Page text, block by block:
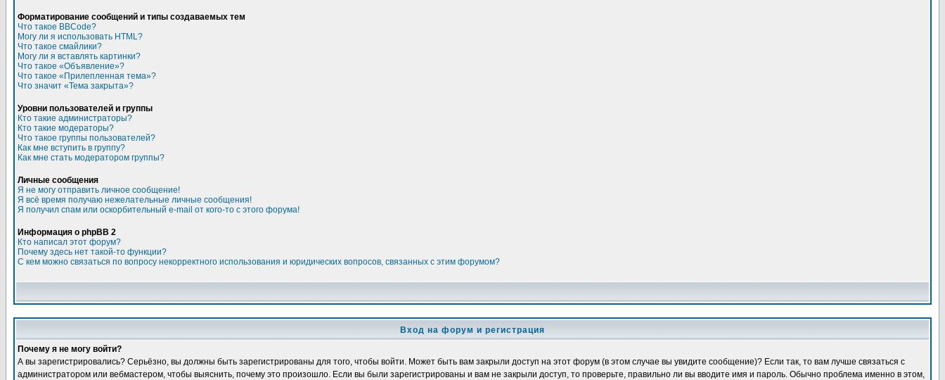
Форматирование сообщений и типы создаваемых тем
Что такое BBCode?
Могу ли я использовать HTML?
Что такое смайлики?
Могу ли я вставлять картинки?
Что такое «Объявление»?
Что такое «Прилепленная тема»?
Что значит «Тема закрыта»?
Уровни пользователей и группы
Кто такие администраторы?
Кто такие модераторы?
Что такое группы пользователей?
Как мне вступить в группу?
Как мне стать модератором группы?
Личные сообщения
Я не могу отправить личное сообщение!
Я всё время получаю нежелательные личные сообщения!
Я получил спам или оскорбительный e-mail от кого-то с этого форума!
Информация о phpBB 2
Кто написал этот форум?
Почему здесь нет такой-то функции?
С кем можно связаться по вопросу некорректного использования и юридических вопросов, связанных с этим форумом?
Вход на форум и регистрация
Почему я не могу войти?
А вы зарегистрировались? Серьёзно, вы должны быть зарегистрированы для того, чтобы войти. Может быть вам закрыли доступ на этот форум (в этом случае вы увидите сообщение)? Если так, то вам лучше связаться с
администратором или вебмастером, чтобы выяснить, почему это произошло. Если вы были зарегистрированы и вам не закрыли доступ, то проверьте, правильно ли вы вводите имя и пароль. Обычно проблема именно в этом,